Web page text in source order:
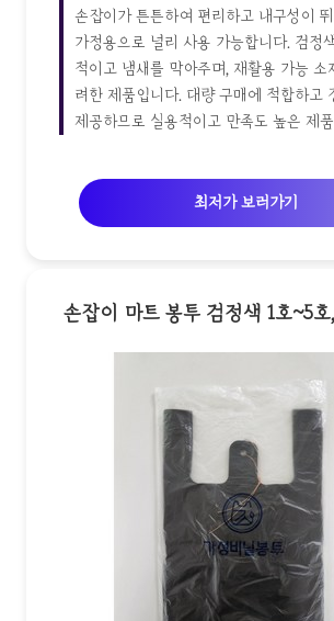
손잡이가 튼튼하여 편리하고 내구성이
가정용으로 널리 사용 가능합니다. 검정
적이고 냄새를 막아주며, 재활용 가능 소
려한 제품입니다. 대량 구매에 적합하고
제공하므로 실용적이고 만족도 높은 제
최저가 보러가기
손잡이 마트 봉투 검정색 1호~5